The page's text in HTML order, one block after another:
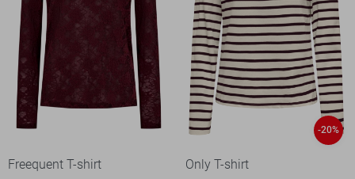
Freequent T-shirt
-20%
Only T-shirt